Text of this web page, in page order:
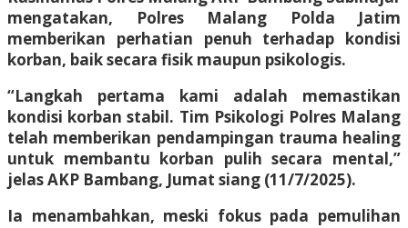
mengatakan, Polres Malang Polda Jatim
memberikan perhatian penuh terhadap kondisi
korban, baik secara fisik maupun psikologis.
“Langkah pertama kami adalah memastikan
kondisi korban stabil. Tim Psikologi Polres Malang
telah memberikan pendampingan trauma healing
untuk membantu korban pulih secara mental,”
jelas AKP Bambang, Jumat siang (11/7/2025).
Ia menambahkan, meski fokus pada pemulihan